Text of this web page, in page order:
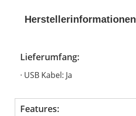
Herstellerinformationen
Lieferumfang:
USB Kabel: Ja
Features: